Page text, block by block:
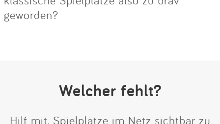
geworden?
Welcher fehlt?
Hilf mit, Spielplätze im Netz sichtbar zu